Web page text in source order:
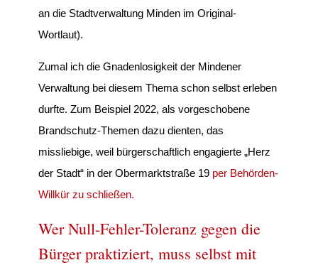
an die Stadtverwaltung Minden im Original-
Wortlaut).
Zumal ich die Gnadenlosigkeit der Mindener
Verwaltung bei diesem Thema schon selbst erleben
durfte. Zum Beispiel 2022, als vorgeschobene
Brandschutz-Themen dazu dienten, das
missliebige, weil bürgerschaftlich engagierte „Herz
der Stadt“ in der Obermarktstraße 19 per Behörden-
Willkür zu schließen.
Wer Null-Fehler-Toleranz gegen die
Bürger praktiziert, muss selbst mit